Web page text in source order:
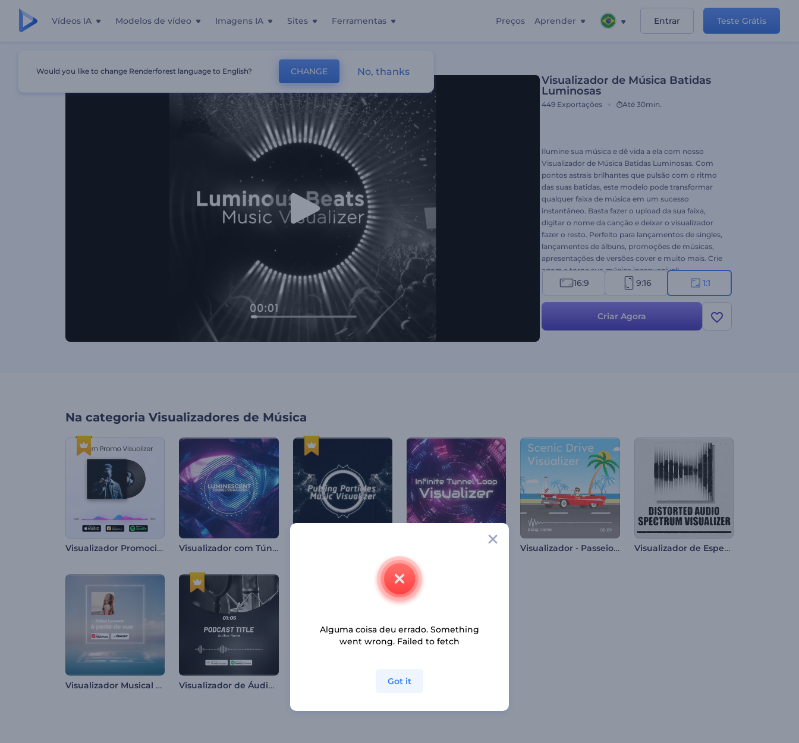
Vídeos IA Modelos de vídeo Imagens IA Sites Ferramentas Preços Aprender Entrar Teste Grátis
Visualizador De Música Batidas Luminosas
Visualizador de Música Batidas
Luminosas
449 Exportações Até 30min.
Ilumine sua música e dê vida a ela com nosso
Visualizador de Música Batidas Luminosas. Com
pontos astrais brilhantes que pulsão com o ritmo
das suas batidas, este modelo pode transformar
qualquer faixa de música em um sucesso
instantâneo. Basta fazer o upload da sua faixa,
digitar o nome da canção e deixar o visualizador
fazer o resto. Perfeito para lançamentos de singles,
lançamentos de álbuns, promoções de músicas,
apresentações de versões cover e muito mais. Crie
agora e torne sua música inesquecível!
16:9 9:16 1:1
Criar Agora
Na categoria Visualizadores de Música
Visualizador Promocional Álbum Visualizador com Túnel Luminoso Visualizador - Passeio de Carro Visualizador de Espectro de Áudio Distorcido
Visualizador Musical Aquático Visualizador de Áudio para Podcast Promoção Álbum de Música Minimalista
Would you like to change Renderforest language to English? CHANGE No, thanks
Alguma coisa deu errado. Something
went wrong. Failed to fetch
Got it